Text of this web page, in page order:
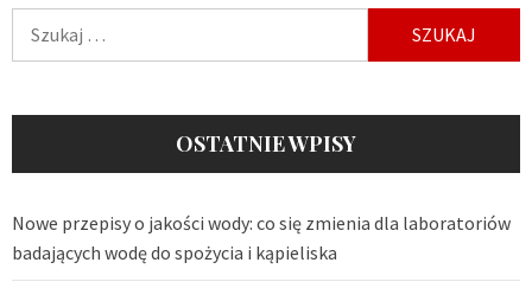
OSTATNIE WPISY
Nowe przepisy o jakości wody: co się zmienia dla laboratoriów
badających wodę do spożycia i kąpieliska